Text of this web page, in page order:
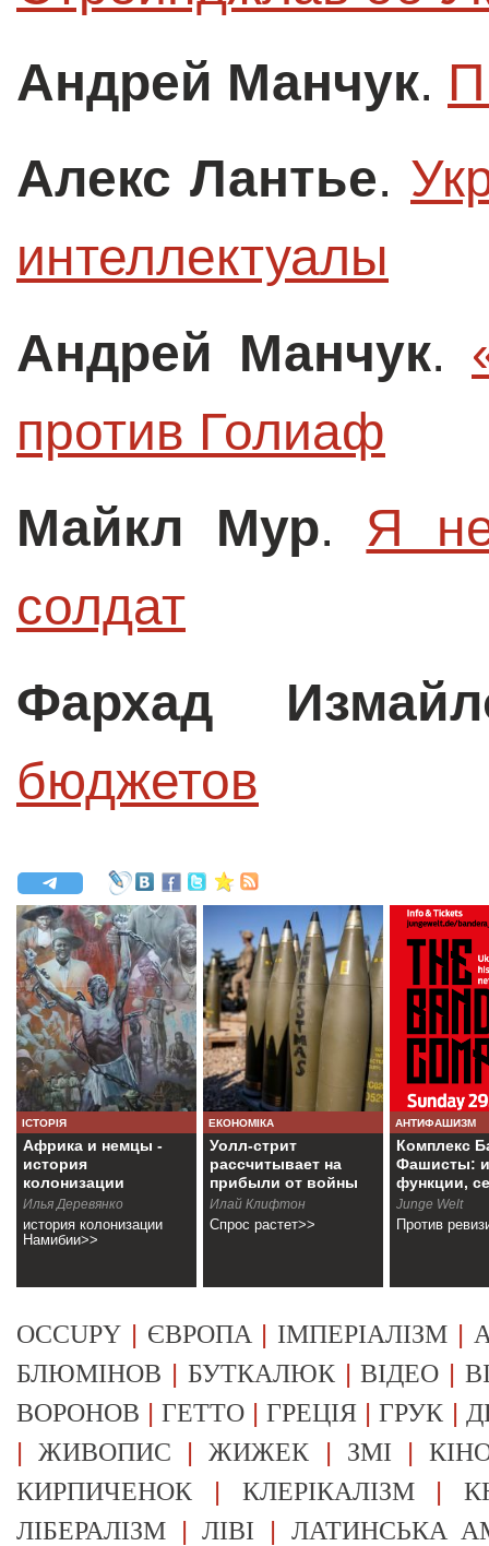
Андрей Манчук.
Алекс Лантье.
интеллектуалы
Андрей Манчук.
против Голиаф
Майкл Мур. Я
солдат
Фархад
бюджетов
ІСТОРІЯ
Африка и немцы -
история
колонизации
Намибии
Илья Деревянко
история колонизации
Намибии>>
ЕКОНОМІКА
Уолл-стрит
рассчитывает на
прибыли от войны
Илай Клифтон
Спрос растет>>
АНТИФАШИЗМ
Комплекс
Фашисты:
функции,
Junge Welt
Против
OCCUPY | ЄВРОПА | ІМПЕРІАЛІЗМ |
БЛЮМІНОВ | БУТКАЛЮК|ВІДЕО |
ВОРОНОВ |ГЕТТО |ГРЕЦІЯ |ГРУК |
|ЖИВОПИС |ЖИЖЕК | ЗМІ |
КИРПИЧЕНОК | КЛЕРІКАЛІЗМ|
ЛІБЕРАЛІЗМ |ЛІВІ | ЛАТИНСЬКА